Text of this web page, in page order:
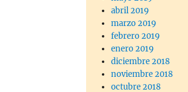
abril 2019
marzo 2019
febrero 2019
enero 2019
diciembre 2018
noviembre 2018
octubre 2018